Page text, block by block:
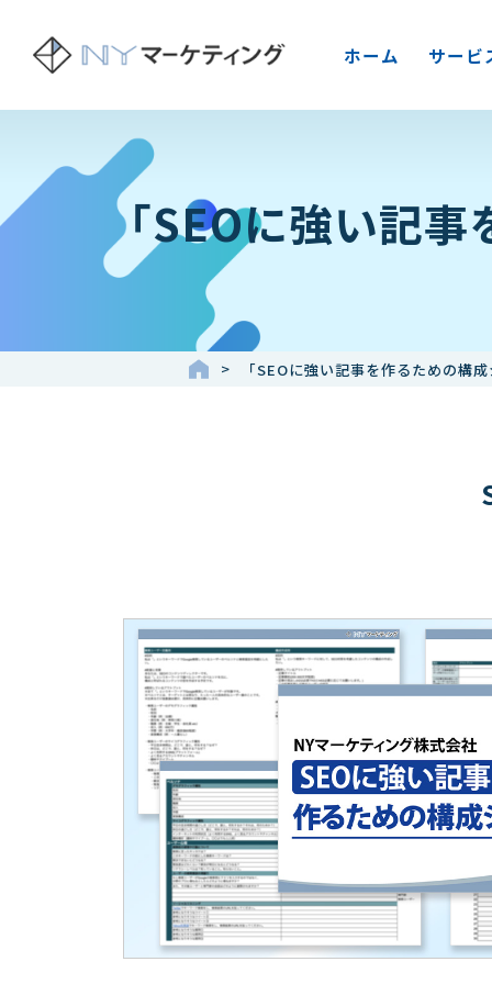
ホーム サービ
「SEOに強い記
「SEOに強い記事を作るための構